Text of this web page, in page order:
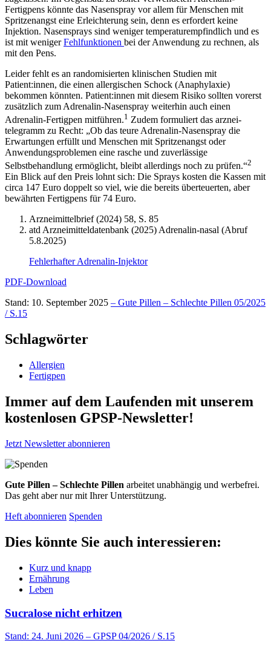
Fertigpens könnte das Nasenspray vor allem für Menschen mit
Spritzenangst eine Erleichterung sein, denn es erfordert keine
Injektion. Nasensprays sind weniger temperaturempfindlich und es
ist mit wenigerFehlfunktionen bei der Anwendung zu rechnen, als
mit den Pens.
Leider fehlt es an randomisierten klinischen Studien mit
Patient:innen, die einen allergischen Schock (Anaphylaxie)
bekommen könnten. Patient:innen mit diesem Risiko sollten vorerst
zusätzlich zum Adrenalin-Nasenspray weiterhin auch einen
Adrenalin-Fertigpen mitführen.1 Zudem formuliert das arznei-
telegramm zu Recht: „Ob das teure Adrenalin-Nasenspray die
Erwartungen erfüllt und Menschen mit Spritzenangst oder
Anwendungsproblemen eine rasche und zuverlässige
Selbstbehandlung ermöglicht, bleibt allerdings noch zu prüfen.“2
Ein Blick auf den Preis lohnt sich: Die Sprays kosten die Kassen mit
circa 147 Euro doppelt so viel, wie die bereits überteuerten, aber
bewährten Fertigpens für 74 Euro.
Arzneimittelbrief (2024) 58, S. 85
atd Arzneimitteldatenbank (2025) Adrenalin-nasal (Abruf
5.8.2025)
Fehlerhafter Adrenalin-Injektor
PDF-Download
Stand: 10. September 2025 – Gute Pillen – Schlechte Pillen 05/2025
/ S.15
Schlagwörter
Allergien
Fertigpen
Immer auf dem Laufenden mit unserem
kostenlosen GPSP-Newsletter!
Jetzt Newsletter abonnieren
Gute Pillen – Schlechte Pillen arbeitet unabhängig und werbefrei.
Das geht aber nur mit Ihrer Unterstützung.
Heft abonnieren Spenden
Dies könnte Sie auch interessieren:
Kurz und knapp
Ernährung
Leben
Sucralose nicht erhitzen
Stand: 24. Juni 2026 – GPSP 04/2026 / S.15